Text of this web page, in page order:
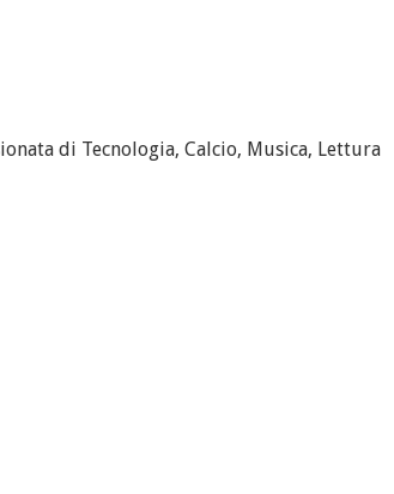
di Tecnologia, Calcio, Musica, Lettura